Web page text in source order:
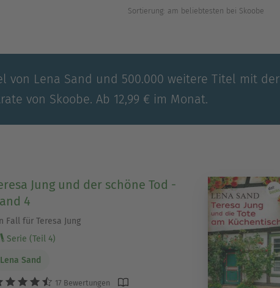
schöne Tod«
sind auch im Sammelband erhältlich.
Sortierung: am beliebtesten bei Skoobe
von Lena Sand und 500.000 weitere Titel mit der
von Skoobe. Ab 12,99 € im Monat.
Jung und der schöne Tod -
4
Fall für Teresa Jung
Serie (Teil 4)
Lena Sand
17 Bewertungen